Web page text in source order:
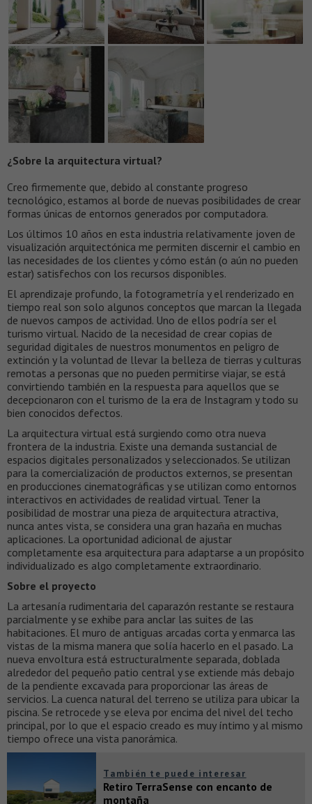
¿Sobre la arquitectura virtual?
Creo firmemente que, debido al constante progreso
tecnológico, estamos al borde de nuevas posibilidades de crear
formas únicas de entornos generados por computadora.
Los últimos 10 años en esta industria relativamente joven de
visualización arquitectónica me permiten discernir el cambio en
las necesidades de los clientes y cómo están (o aún no pueden
estar) satisfechos con los recursos disponibles.
El aprendizaje profundo, la fotogrametría y el renderizado en
tiempo real son solo algunos conceptos que marcan la llegada
de nuevos campos de actividad. Uno de ellos podría ser el
turismo virtual. Nacido de la necesidad de crear copias de
seguridad digitales de nuestros monumentos en peligro de
extinción y la voluntad de llevar la belleza de tierras y culturas
remotas a personas que no pueden permitirse viajar, se está
convirtiendo también en la respuesta para aquellos que se
decepcionaron con el turismo de la era de Instagram y todo su
bien conocidos defectos.
La arquitectura virtual está surgiendo como otra nueva
frontera de la industria. Existe una demanda sustancial de
espacios digitales personalizados y seleccionados. Se utilizan
para la comercialización de productos externos, se presentan
en producciones cinematográficas y se utilizan como entornos
interactivos en actividades de realidad virtual. Tener la
posibilidad de mostrar una pieza de arquitectura atractiva,
nunca antes vista, se considera una gran hazaña en muchas
aplicaciones. La oportunidad adicional de ajustar
completamente esa arquitectura para adaptarse a un propósito
individualizado es algo completamente extraordinario.
Sobre el proyecto
La artesanía rudimentaria del caparazón restante se restaura
parcialmente y se exhibe para anclar las suites de las
habitaciones. El muro de antiguas arcadas corta y enmarca las
vistas de la misma manera que solía hacerlo en el pasado. La
nueva envoltura está estructuralmente separada, doblada
alrededor del pequeño patio central y se extiende más debajo
de la pendiente excavada para proporcionar las áreas de
servicios. La cuenca natural del terreno se utiliza para ubicar la
piscina. Se retrocede y se eleva por encima del nivel del techo
principal, por lo que el espacio creado es muy íntimo y al mismo
tiempo ofrece una vista panorámica.
También te puede interesar
Retiro TerraSense con encanto de
montaña